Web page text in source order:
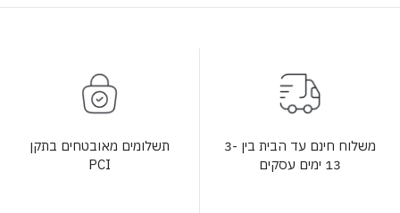
משלוח חינם עד הבית בין 3-
13 ימים עסקים
תשלומים מאובטחים בתקן
PCI